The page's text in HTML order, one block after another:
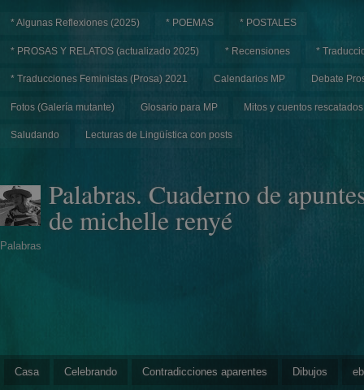
* Algunas Reflexiones (2025) * POEMAS * POSTALES
* PROSAS Y RELATOS (actualizado 2025) * Recensiones *
* Traducciones Feministas (Prosa) 2021 Calendarios MP Debate
Fotos (Galería mutante) Glosario para MP Mitos y cuentos rescatados
Saludando Lecturas de Lingüística con posts
Palabras. Cuaderno de
de michelle renyé
Palabras
Casa Celebrando Contradicciones aparentes Dibujos